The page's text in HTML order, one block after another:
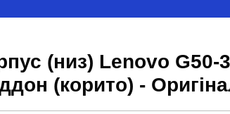
(низ) Lenovo G50-
(корито) -